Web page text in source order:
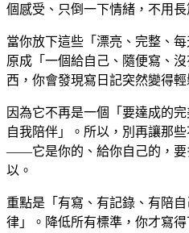
個感受、只倒一下情緒，不用長
當你放下這些「漂亮、完整、
原成「一個給自己、隨便寫、
西，你會發現寫日記突然變得
因為它不再是一個「要達成的
自我陪伴」。所以，別再讓那
——它是你的、給你自己的，要
以。
重點是「有寫、有記錄、有陪
律」。降低所有標準，你才寫